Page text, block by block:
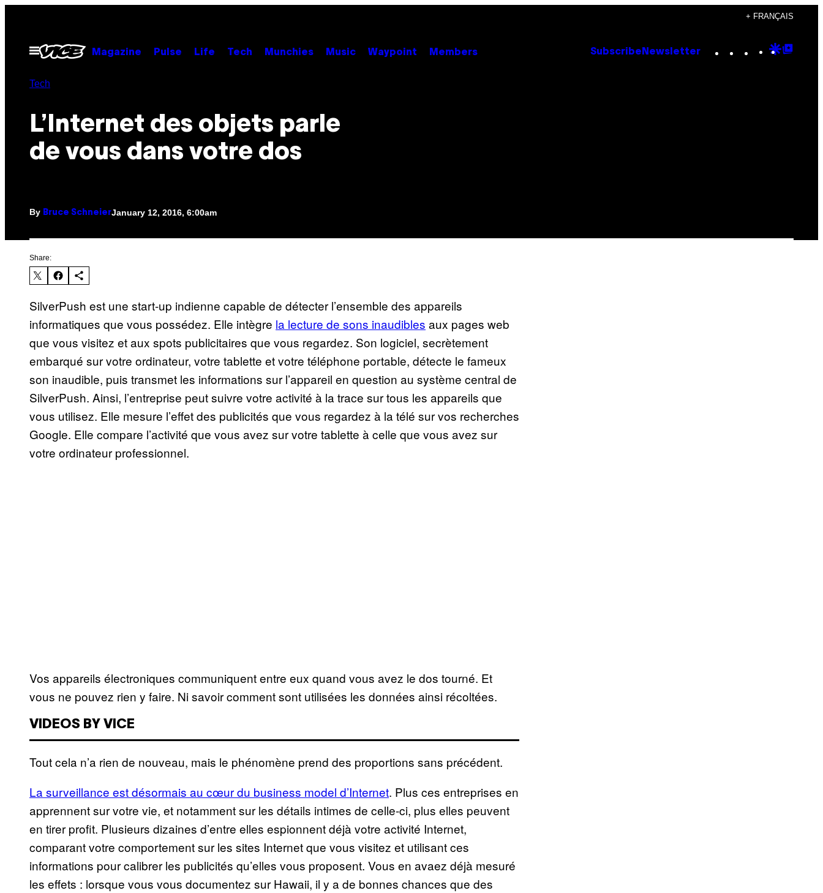
content
+ FRANÇAIS
Open
Menu
Magazine Pulse Life Tech Munchies Music Waypoint Members Subscribe Newsletter Instagram
TikTok
YouTube
Google
Tech
L’Internet des objets parle
de vous dans votre dos
By Bruce SchneierJanuary 12, 2016, 6:00am
Share:
SilverPush est une start-up indienne capable de détecter l’ensemble des appareils
informatiques que vous possédez. Elle intègre la lecture de sons inaudibles aux pages web
que vous visitez et aux spots publicitaires que vous regardez. Son logiciel, secrètement
embarqué sur votre ordinateur, votre tablette et votre téléphone portable, détecte le fameux
son inaudible, puis transmet les informations sur l’appareil en question au système central de
SilverPush. Ainsi, l’entreprise peut suivre votre activité à la trace sur tous les appareils que
vous utilisez. Elle mesure l’effet des publicités que vous regardez à la télé sur vos recherches
Google. Elle compare l’activité que vous avez sur votre tablette à celle que vous avez sur
votre ordinateur professionnel.
Vos appareils électroniques communiquent entre eux quand vous avez le dos tourné. Et
vous ne pouvez rien y faire. Ni savoir comment sont utilisées les données ainsi récoltées.
VIDEOS BY VICE
Tout cela n’a rien de nouveau, mais le phénomène prend des proportions sans précédent.
La surveillance est désormais au cœur du business model d’Internet. Plus ces entreprises en
apprennent sur votre vie, et notamment sur les détails intimes de celle-ci, plus elles peuvent
en tirer profit. Plusieurs dizaines d’entre elles espionnent déjà votre activité Internet,
comparant votre comportement sur les sites Internet que vous visitez et utilisant ces
informations pour calibrer les publicités qu’elles vous proposent. Vous en avaez déjà mesuré
les effets : lorsque vous vous documentez sur Hawaii, il y a de bonnes chances que des